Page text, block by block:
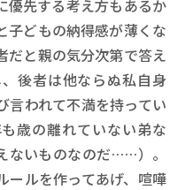
優先する考え方もあるか
子どもの納得感が薄くな
だと親の気分次第で答え
後者は他ならぬ私自身
言われて不満を持ってい
歳の離れていない弟な
ないものなのだ……）。
ールを作ってあげ、喧嘩